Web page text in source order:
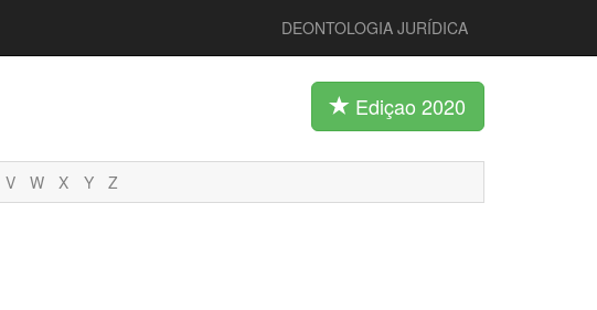
DEONTOLOGIA JURÍDICA
Ediçao 2020
V W X Y Z